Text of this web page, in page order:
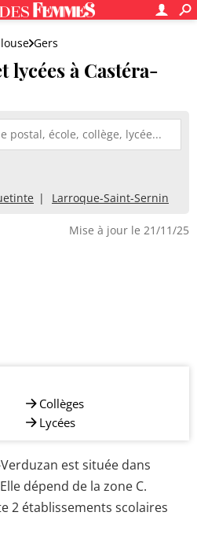
Gers
lycées à Castéra-
Larroque-Saint-Sernin
Mise à jour le 21/11/25
Collèges
Lycées
est située dans
dépend de la zone C.
2 établissements scolaires